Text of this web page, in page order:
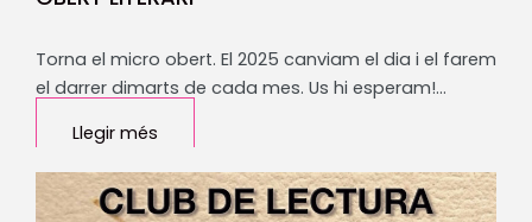
Torna el micro obert. El 2025 canviam el dia i el farem
el darrer dimarts de cada mes. Us hi esperam!…
Llegir més